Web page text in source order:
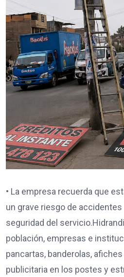
• La empresa recuerda que
un grave riesgo de
seguridad del
población, empresas e
pancartas, banderolas,
publicitaria en los postes y